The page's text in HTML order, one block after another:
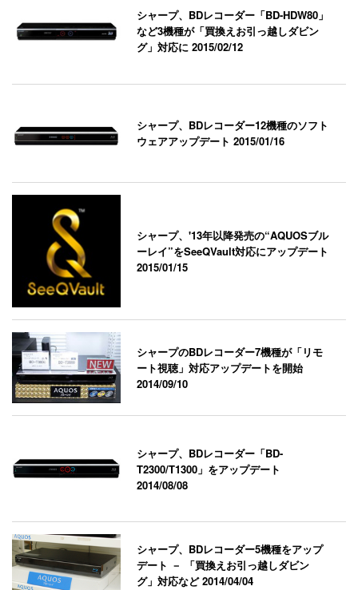
シャープ、BDレコーダー「BD-HDW80」
など3機種が「買換えお引っ越しダビン
グ」対応に2015/02/12
シャープ、BDレコーダー12機種のソフト
ウェアアップデート2015/01/16
シャープ、'13年以降発売の“AQUOSブル
ーレイ”をSeeQVault対応にアップデート
2015/01/15
シャープのBDレコーダー7機種が「リモ
ート視聴」対応アップデートを開始
2014/09/10
シャープ、BDレコーダー「BD-
T2300/T1300」をアップデート
2014/08/08
シャープ、BDレコーダー5機種をアップ
デート － 「買換えお引っ越しダビン
グ」対応など2014/04/04